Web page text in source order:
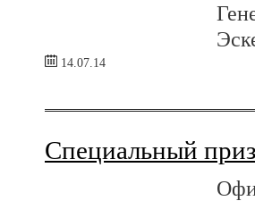
14.07.14
Специальный